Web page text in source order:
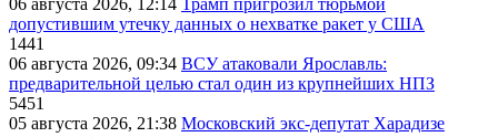
06 августа 2026, 12:14 Трамп пригрозил тюрьмой
допустившим утечку данных о нехватке ракет у США
1441
06 августа 2026, 09:34 ВСУ атаковали Ярославль:
предварительной целью стал один из крупнейших НПЗ
5451
05 августа 2026, 21:38 Московский экс-депутат Харадизе